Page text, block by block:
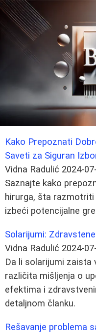
Kako Prepoznati
Saveti za Siguran
Vidna Radulić 2024-
Saznajte kako
hirurga, šta
izbeći potencijalne
Solarijumi:
Vidna Radulić 2024-
Da li solarijumi zaista
različita mišljenja o
efektima i
detaljnom članku.
Rešavanje problema